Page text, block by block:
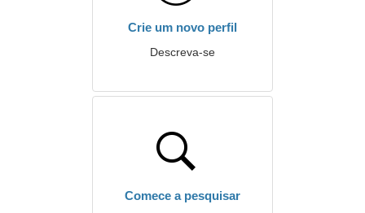
Crie um novo perfil
Descreva-se
Comece a pesquisar